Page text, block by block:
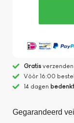
Gratisverzenden
Vòòr 16:00
14 dagen
Gegarandeerd